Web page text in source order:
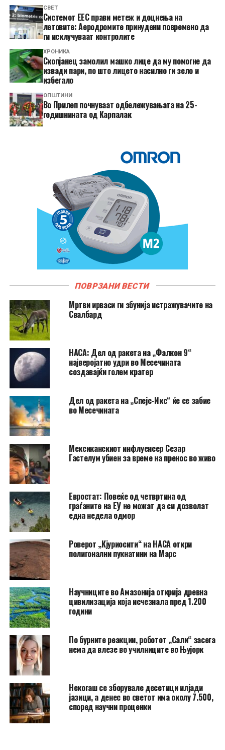
СВЕТ
Системот ЕЕС прави метеж и доцнења на
летовите: Аеродромите принудени повремено да
ги исклучуваат контролите
ХРОНИКА
Скопјанец замолил машко лице да му помогне да
извади пари, по што лицето насилно ги зело и
избегало
ОПШТИНИ
Во Прилеп почнуваат одбележувањата на 25-
годишнината од Карпалак
ПОВРЗАНИ ВЕСТИ
Мртви ирваси ги збунија истражувачите на
Свалбард
НАСА: Дел од ракета на „Фалкон 9“
најверојатно удри во Месечината
создавајќи голем кратер
Дел од ракета на „Спејс-Икс“ ќе се забие
во Месечината
Мексиканскиот инфлуенсер Сезар
Гастелум убиен за време на пренос во живо
Евростат: Повеќе од четвртина од
граѓаните на ЕУ не можат да си дозволат
една недела одмор
Роверот „Кјуриосити“ на НАСА откри
полигонални пукнатини на Марс
Научниците во Амазонија открија древна
цивилизација која исчезнала пред 1.200
години
По бурните реакции, роботот „Сали“ засега
нема да влезе во училниците во Њујорк
Некогаш се зборувале десетици илјади
јазици, а денес во светот има околу 7.500,
според научни проценки